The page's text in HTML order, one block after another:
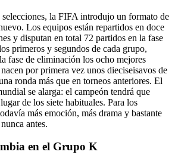
la FIFA introdujo un formato de
Los equipos están repartidos en doce
y disputan en total 72 partidos en la fase
primeros y segundos de cada grupo,
fase de eliminación los ocho mejores
por primera vez unos dieciseisavos de
ronda más que en torneos anteriores. El
se alarga: el campeón tendrá que
de los siete habituales. Para los
más emoción, más drama y bastante
antes.
en el Grupo K